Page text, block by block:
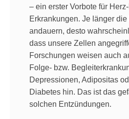
– ein erster Vorbote für
Erkrankungen. Je länger
andauern, desto
dass unsere Zellen
Forschungen weisen auch
Folge- bzw.
Depressionen, Adipositas
Diabetes hin. Das ist das
solchen Entzündungen.